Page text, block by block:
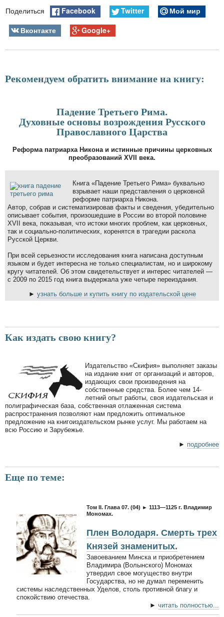
Поделиться Facebook Twitter
Мой мир
Вконтакте
Google+
Рекомендуем обратить внимание на книгу:
Падение Третьего Рима.
Духовные основы возрождения Русского
Православного Царства
Реформа патриарха Никона и истинные причины церковных
преобразований XVII века.
Книга «Падение Третьего Рима» буквально
взрывает наши представления о церковной
реформе патриарха Никона.
Автор, собрав и систематизировав факты и сведения, убедительно
описывает события, произошедшие в России во второй половине
XVII века, показывая, что истоки многих проблем, как церковных,
так и социально-политических, коренятся в трагедии раскола
Русской Церкви.
При всей серьезности исследования книга написана доступным
языком и будет интересна не только специалистам, но и широкому
кругу читателей. Об этом свидетельствует и интерес читателей —
с 2009 по 2015 год книга выдержала уже четыре переиздания.
► узнать больше и купить книгу по издательской цене
Как издать свою книгу?
Издательство «Скифия» выполняет заказы
на издание книг от организаций и авторов,
издающих свои произведения на
собственные средства. Более чем 14-
летний опыт работы, своя издательская и
полиграфическая база, собственная отлаженная система
распространения позволяют нам предложить оптимальное
предложение на книгоиздательском рынке услуг. Мы работаем на
всю Россию и Зарубежье.
► подробнее
Еще по теме:
Том II. Глава 07. (04) ► 1113—1125 г. Владимир
Мономах.
Плен Володаря. Смерть трех
Князей знаменитых.
Завоеванием Минска и приобретением
Владимира (Волынского) Мономах
утвердил свое могущество внутри
Государства, но не думал переменить
системы наследственных Уделов, столь противной благу и
спокойствию отечества.
► читать полностью...